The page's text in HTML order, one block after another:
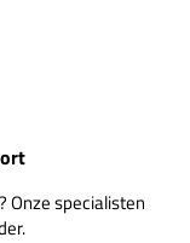
Onze specialisten